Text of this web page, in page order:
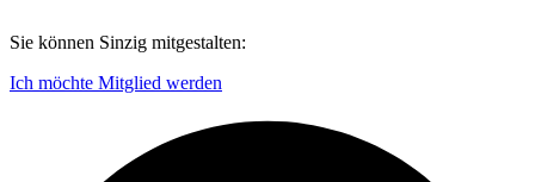
Sie können Sinzig mitgestalten:
Ich möchte Mitglied werden